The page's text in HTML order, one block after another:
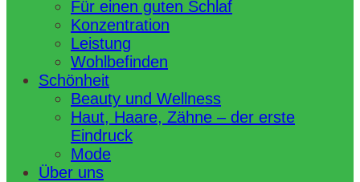
Für einen guten Schlaf
Konzentration
Leistung
Wohlbefinden
Schönheit
Beauty und Wellness
Haut, Haare, Zähne – der erste
Eindruck
Mode
Über uns